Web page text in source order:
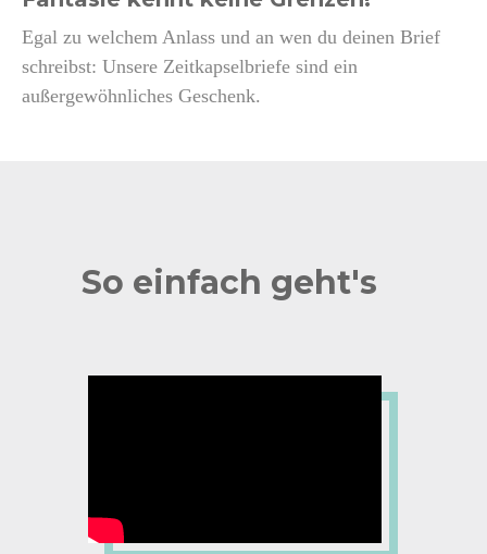
Egal zu welchem Anlass und an wen du deinen Brief
schreibst: Unsere Zeitkapselbriefe sind ein
außergewöhnliches Geschenk.
So einfach geht's